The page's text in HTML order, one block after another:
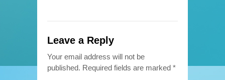
Leave a Reply
Your email address will not be
published. Required fields are marked *